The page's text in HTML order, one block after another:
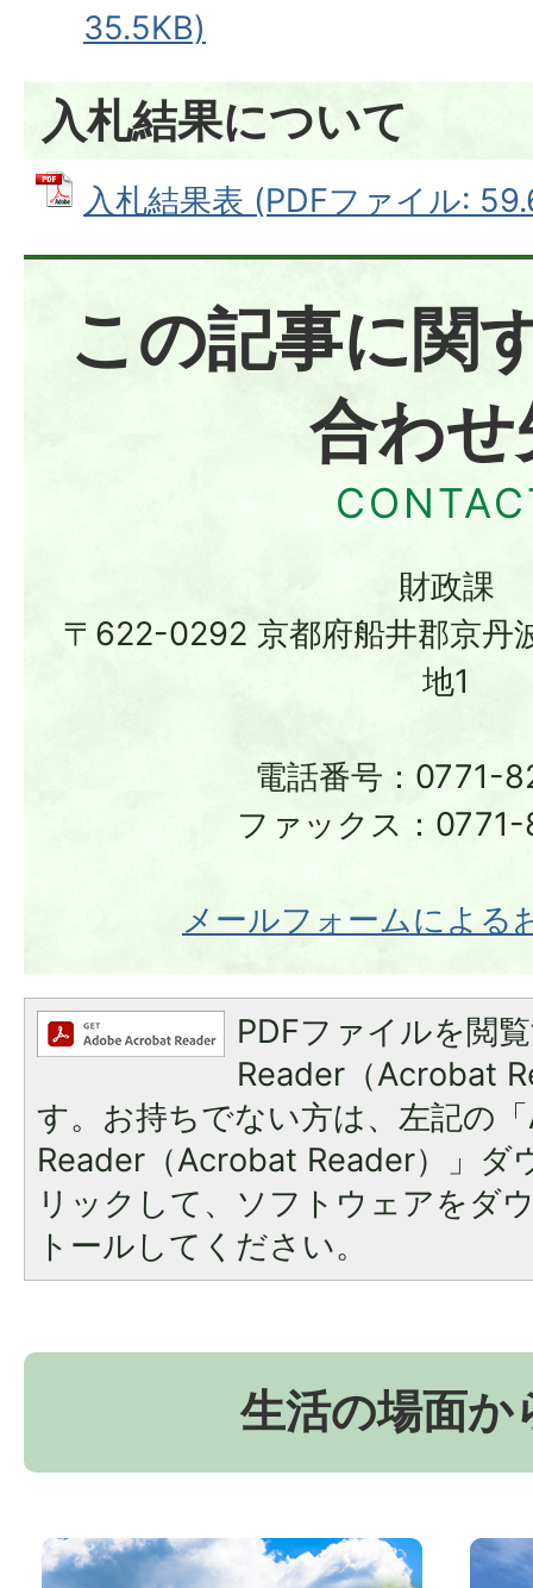
35.5KB)
入札結果について
入札結果表 (PDFファイル:
この記事に関
合わせ
財政課
〒622-0292 京都府船井郡京丹
地1
電話番号：0771-
ファックス：
メールフォームによる
PDFファイルを閲
Reader（Acrobat
す。お持ちでない方は、左記の
Reader（Acrobat Reader）」ダ
リックして、ソフトウェアをダ
トールしてください。
生活の場面か
お
京